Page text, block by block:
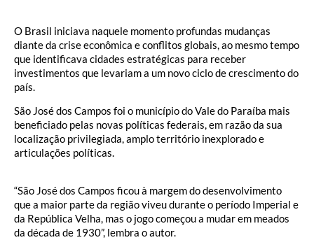
O Brasil iniciava naquele momento profundas mudanças
diante da crise econômica e conflitos globais, ao mesmo tempo
que identificava cidades estratégicas para receber
investimentos que levariam a um novo ciclo de crescimento do
país.
São José dos Campos foi o município do Vale do Paraíba mais
beneficiado pelas novas políticas federais, em razão da sua
localização privilegiada, amplo território inexplorado e
articulações políticas.
“São José dos Campos ficou à margem do desenvolvimento
que a maior parte da região viveu durante o período Imperial e
da República Velha, mas o jogo começou a mudar em meados
da década de 1930”, lembra o autor.